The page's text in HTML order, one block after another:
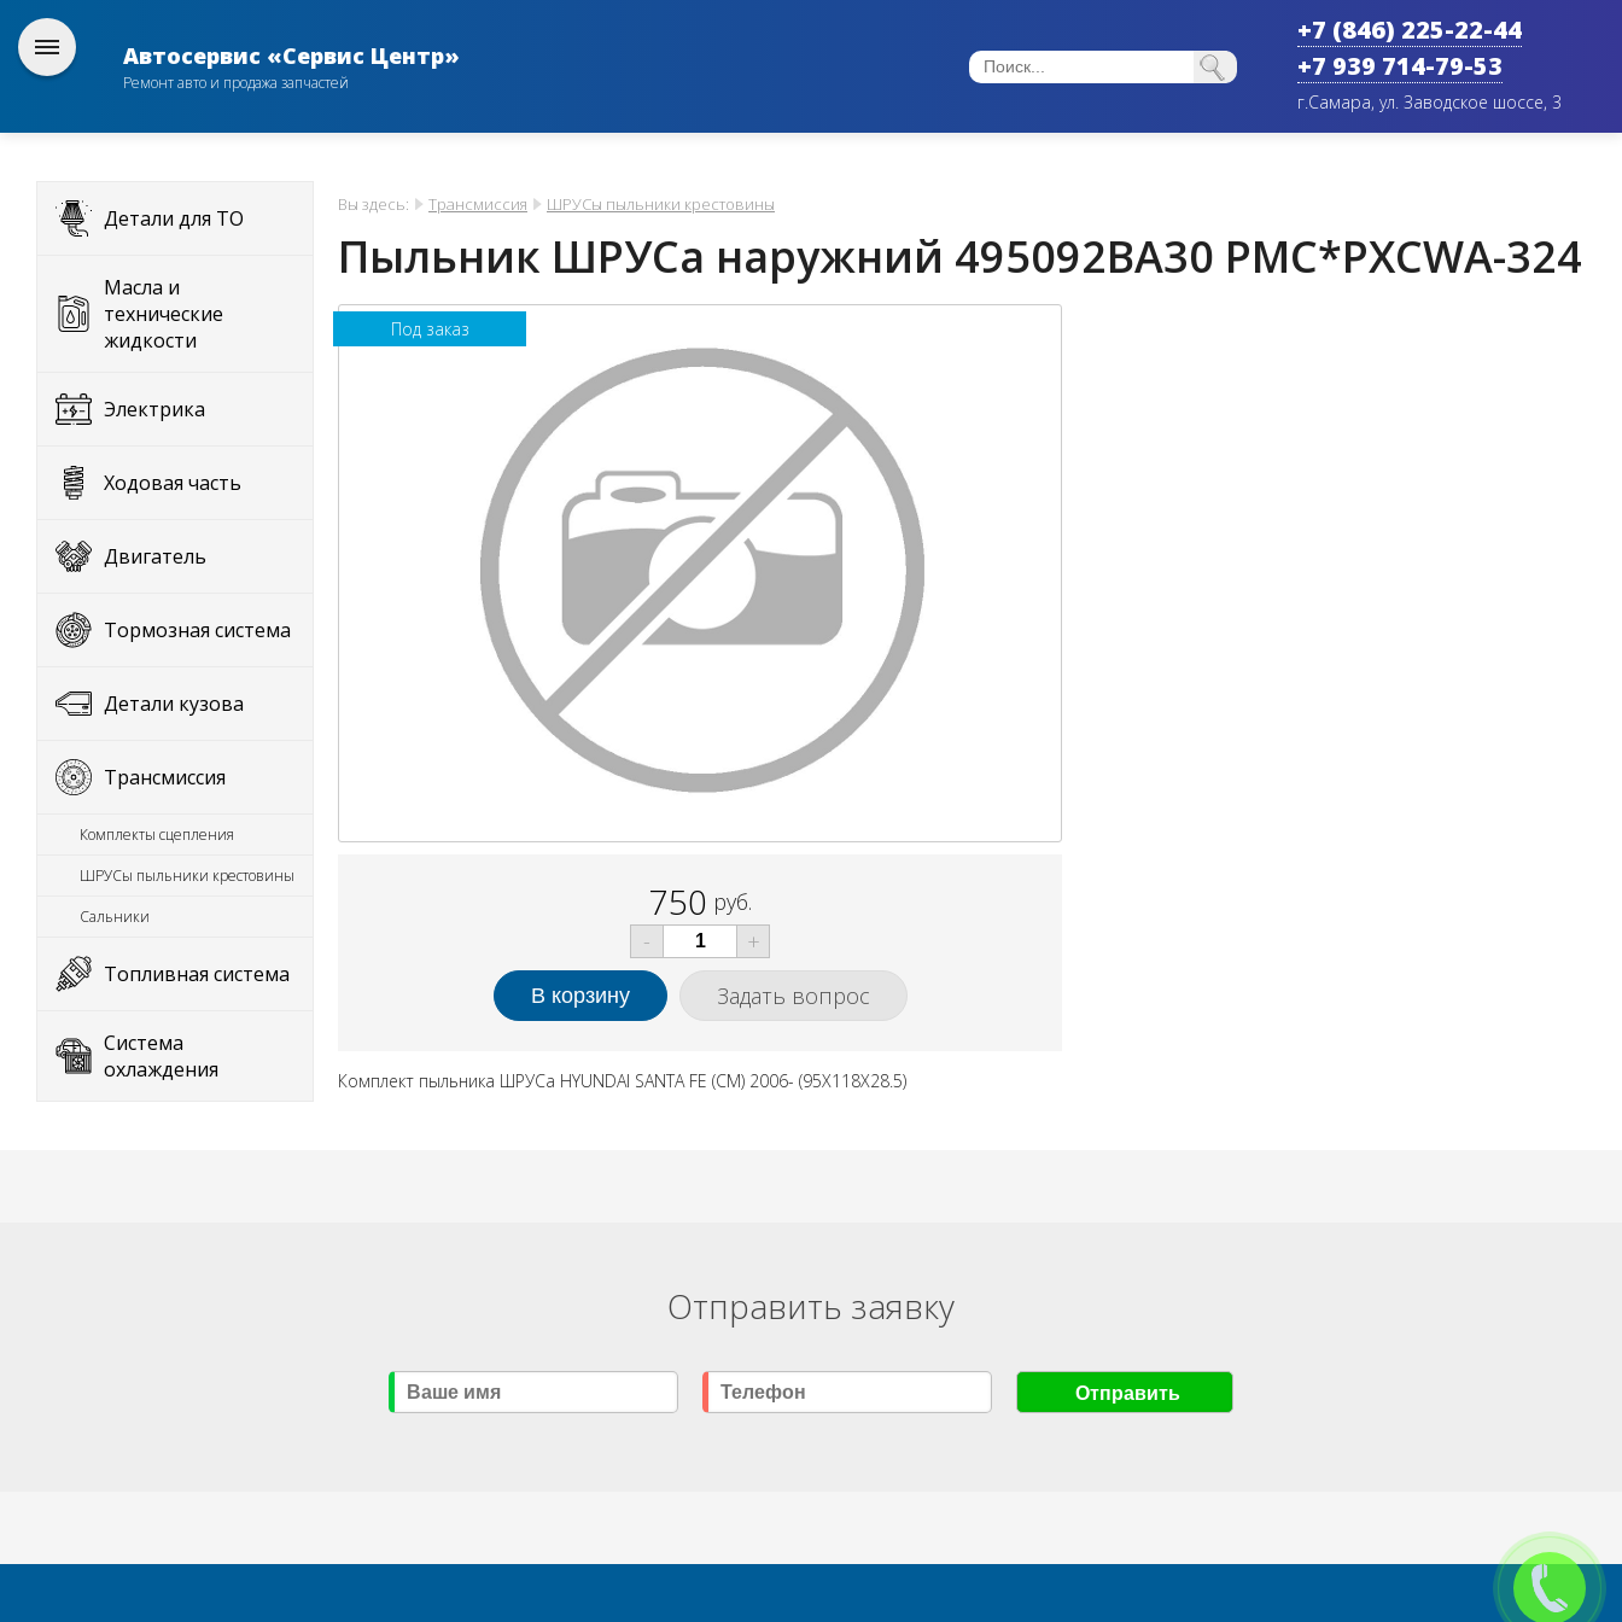
Автосервис «Сервис Центр»
Ремонт авто и продажа запчастей
+7 (846) 225-22-44
+7 939 714-79-53
г.Самара, ул. Заводское шоссе, 3
Детали для ТО
Масла и
технические
жидкости
Электрика
Ходовая часть
Двигатель
Тормозная система
Детали кузова
Трансмиссия
Комплекты сцепления
ШРУСы пыльники крестовины
Сальники
Топливная система
Система
охлаждения
Вы здесь: Трансмиссия ШРУСы пыльники крестовины
Пыльник ШРУСа наружний 495092BA30 PMC*PXCWA-324
Под заказ
750 руб.
-
+
Задать вопрос
Комплект пыльника ШРУСа HYUNDAI SANTA FE (CM) 2006- (95X118X28.5)
Отправить заявку